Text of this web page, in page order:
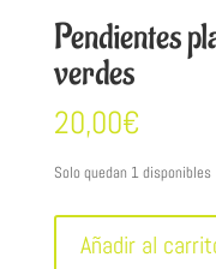
Pendientes
verdes
20,00€
Solo quedan 1 disponibles
plataAñadir al